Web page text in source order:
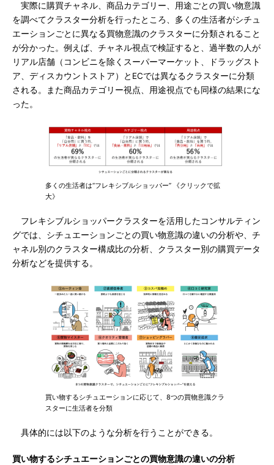
実際に購買チャネル、商品カテゴリー、用途ごとの買い物意識
を調べてクラスター分析を行ったところ、多くの生活者がシチュ
エーションごとに異なる買物意識のクラスターに分類されること
が分かった。例えば、チャネル視点で検証すると、過半数の人が
リアル店舗（コンビニを除くスーパーマーケット、ドラッグスト
ア、ディスカウントストア）とECでは異なるクラスターに分類
される。また商品カテゴリー視点、用途視点でも同様の結果にな
った。
多くの生活者は“フレキシブルショッパー” 《クリックで拡
大》
フレキシブルショッパークラスターを活用したコンサルティン
グでは、シチュエーションごとの買い物意識の違いの分析や、チ
ャネル別のクラスター構成比の分析、クラスター別の購買データ
分析などを提供する。
買い物するシチュエーションに応じて、8つの買物意識クラ
スターに生活者を分類
具体的には以下のような分析を行うことができる。
買い物するシチュエーションごとの買物意識の違いの分析